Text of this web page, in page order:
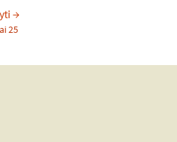
Lietuviški klaviatūros išdėstymai
→
25